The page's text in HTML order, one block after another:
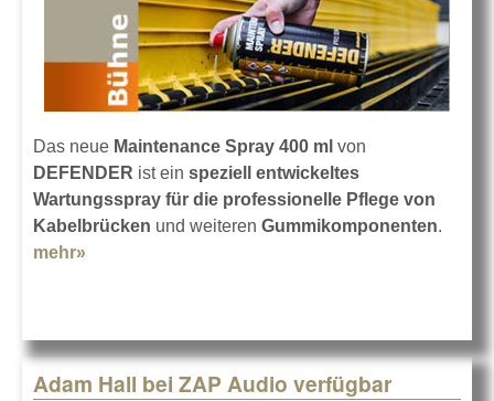
Das neue Maintenance Spray 400 ml von
DEFENDER ist ein speziell entwickeltes
Wartungsspray für die professionelle Pflege von
Kabelbrücken und weiteren Gummikomponenten.
mehr»
Adam Hall bei ZAP Audio verfügbar